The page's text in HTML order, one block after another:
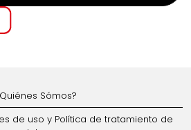
Sómos?
de uso y Política de tratamiento de